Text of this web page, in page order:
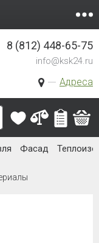
Адреса
8 (812) 448-65-75
info@ksk24.ru
Фасад